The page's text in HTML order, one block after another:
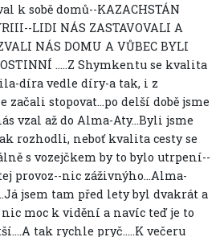
k sobě domů--KAZACHSTÁN
LIDI NÁS ZASTAVOVALI A
NÁS DOMU A VŮBEC BYLI
.....Z Shymkentu se kvalita
díra vedle díry-a tak, i z
začali stopovat...po delší době jsme
vzal až do Alma-Aty...Byli jsme
rozhodli, neboť kvalita cesty se
s vozejčkem by to bylo utrpení--
provoz--nic záživnýho...Alma-
jsem tam před lety byl dvakrát a
moc k vidění a navíc teď je to
tak rychle pryč.....K večeru